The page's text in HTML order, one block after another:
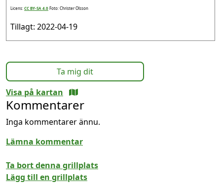
Licens:CC BY-SA 4.0Foto: Christer Olsson
Tillagt: 2022-04-19
Ta mig dit
Visa på kartan
Kommentarer
Inga kommentarer ännu.
Lämna kommentar
Ta bort denna grillplats
Lägg till en grillplats